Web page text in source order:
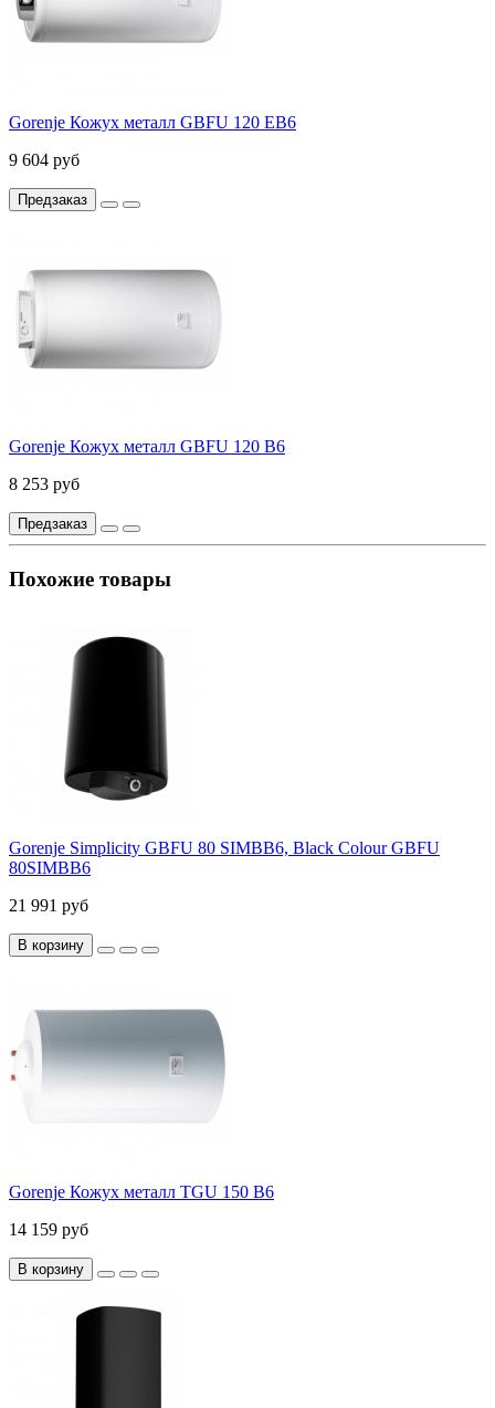
Gorenje Кожух металл GBFU 120 EB6
9 604 руб
Предзаказ
Gorenje Кожух металл GBFU 120 B6
8 253 руб
Предзаказ
Похожие товары
Gorenje Simplicity GBFU 80 SIMBB6, Black Colour GBFU
80SIMBB6
21 991 руб
В корзину
Gorenje Кожух металл TGU 150 B6
14 159 руб
В корзину